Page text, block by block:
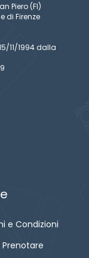
Piero (FI)
di Firenze
11/1994 dalla
e Condizioni